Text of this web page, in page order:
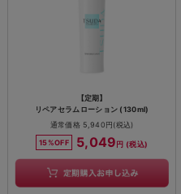
【定期】
リペアセラムローション (130ml)
通常価格 5,940円(税込)
15%OFF
5,049円 (税込)